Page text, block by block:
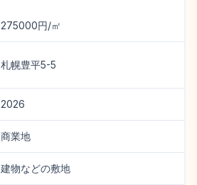
275000円/㎡
札幌豊平5-5
2026
商業地
建物などの敷地